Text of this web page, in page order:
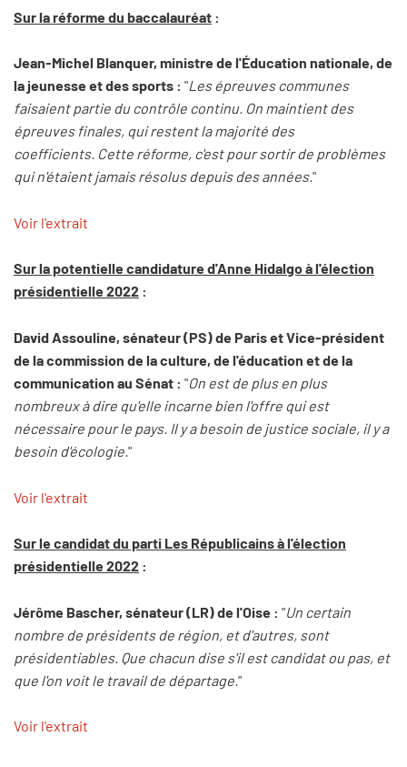
Sur la réforme du baccalauréat :
Jean-Michel Blanquer, ministre de l'Éducation nationale, de
la jeunesse et des sports : "Les épreuves communes
faisaient partie du contrôle continu. On maintient des
épreuves finales, qui restent la majorité des
coefficients. Cette réforme, c'est pour sortir de problèmes
qui n'étaient jamais résolus depuis des années."
Voir l'extrait
Sur la potentielle candidature d'Anne Hidalgo à l'élection
présidentielle 2022 :
David Assouline, sénateur (PS) de Paris et Vice-président
de la commission de la culture, de l'éducation et de la
communication au Sénat : "On est de plus en plus
nombreux à dire qu'elle incarne bien l'offre qui est
nécessaire pour le pays. Il y a besoin de justice sociale, il y a
besoin d'écologie."
Voir l'extrait
Sur le candidat du parti Les Républicains à l'élection
présidentielle 2022 :
Jérôme Bascher, sénateur (LR) de l'Oise : "Un certain
nombre de présidents de région, et d'autres, sont
présidentiables. Que chacun dise s'il est candidat ou pas, et
que l'on voit le travail de départage."
Voir l'extrait